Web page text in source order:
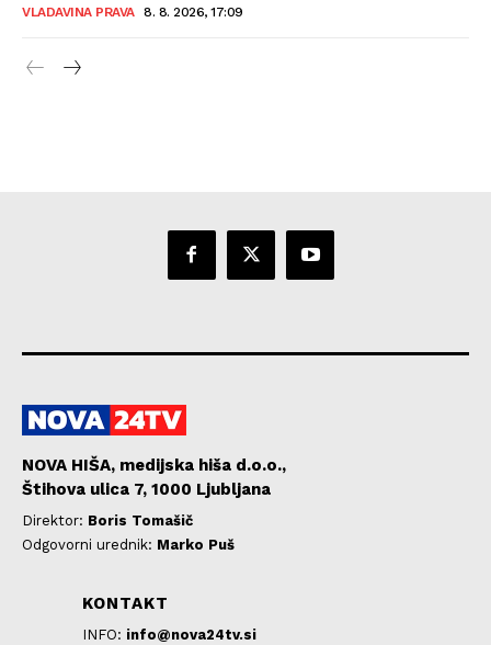
VLADAVINA PRAVA 8. 8. 2026, 17:09
NOVA HIŠA, medijska hiša d.o.o.,
Štihova ulica 7, 1000 Ljubljana
Direktor: Boris Tomašič
Odgovorni urednik: Marko Puš
KONTAKT
INFO: info@nova24tv.si